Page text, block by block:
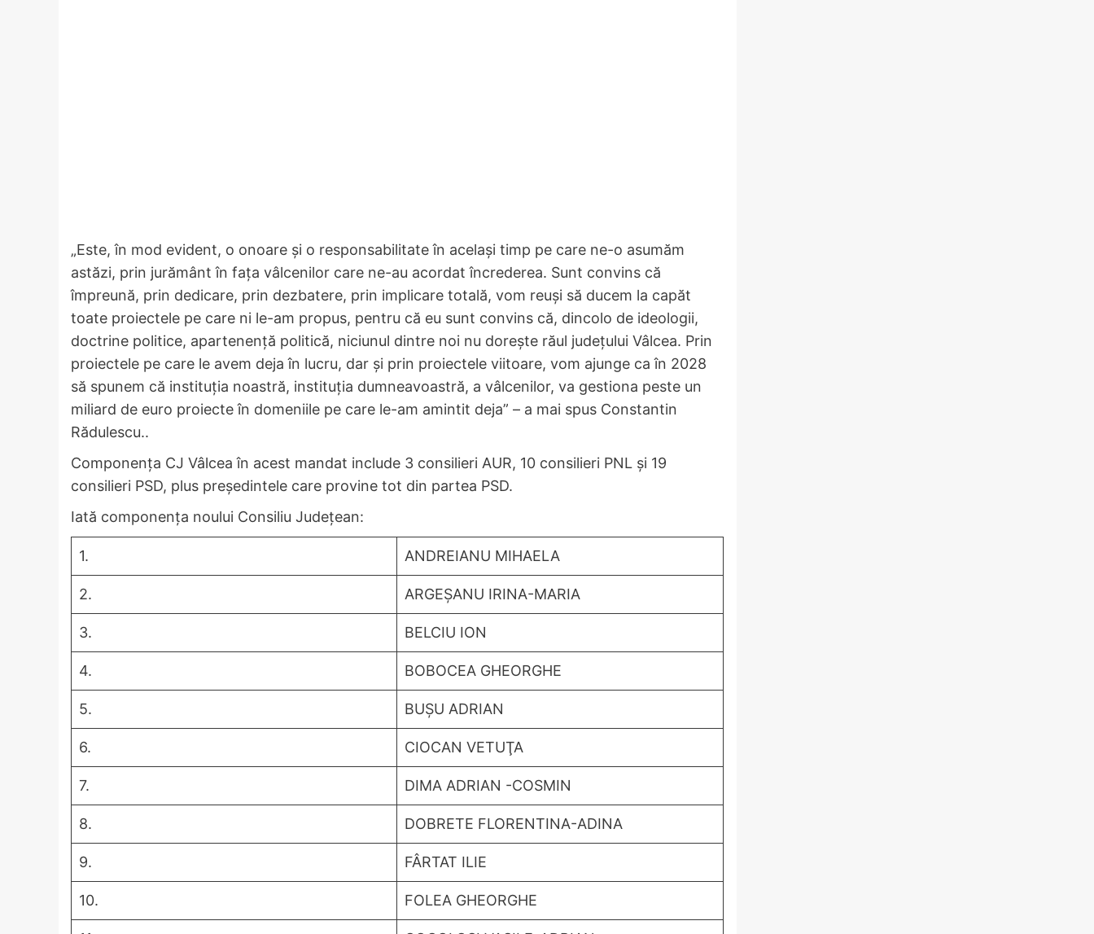
„Este, în mod evident, o onoare și o responsabilitate în același timp pe care ne-o asumăm
astăzi, prin jurământ în fața vâlcenilor care ne-au acordat încrederea. Sunt convins că
împreună, prin dedicare, prin dezbatere, prin implicare totală, vom reuși să ducem la capăt
toate proiectele pe care ni le-am propus, pentru că eu sunt convins că, dincolo de ideologii,
doctrine politice, apartenență politică, niciunul dintre noi nu dorește răul județului Vâlcea. Prin
proiectele pe care le avem deja în lucru, dar și prin proiectele viitoare, vom ajunge ca în 2028
să spunem că instituția noastră, instituția dumneavoastră, a vâlcenilor, va gestiona peste un
miliard de euro proiecte în domeniile pe care le-am amintit deja” – a mai spus Constantin
Rădulescu..
Componența CJ Vâlcea în acest mandat include 3 consilieri AUR, 10 consilieri PNL și 19
consilieri PSD, plus președintele care provine tot din partea PSD.
Iată componența noului Consiliu Județean:
1. ANDREIANU MIHAELA
2. ARGEȘANU IRINA-MARIA
3. BELCIU ION
4. BOBOCEA GHEORGHE​
5. BUȘU ADRIAN
6. CIOCAN VETUŢA
7. DIMA ADRIAN -COSMIN
8. DOBRETE FLORENTINA-ADINA
9. FÂRTAT ILIE
10. FOLEA GHEORGHE